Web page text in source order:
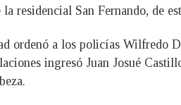
residencial San Fernando, de
ordenó a los policías Wilfredo
ingresó Juan Josué